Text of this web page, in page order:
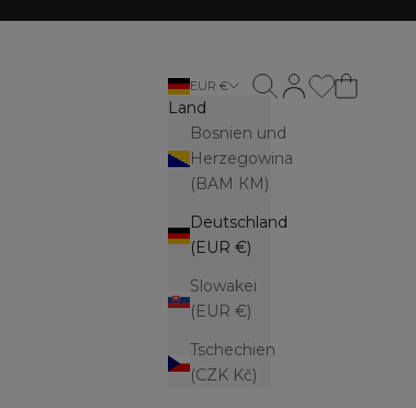
EUR €
Land
Bosnien und
Herzegowina
(BAM КМ)
Deutschland
(EUR €)
Slowakei
(EUR €)
Tschechien
(CZK Kč)
Suche öffnen